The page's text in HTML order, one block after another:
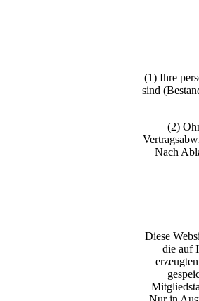
(1) Ihre
sind
(2)
Nach
Diese
die auf